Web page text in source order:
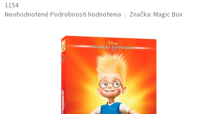
1154
Priemerné
Neohodnotené Podrobnosti hodnotenia Značka: Magic Box